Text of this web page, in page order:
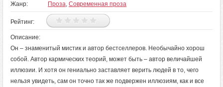
Жанр: Проза, Современная проза
Рейтинг:
Описание:
Он – знаменитый мистик и автор бестселлеров. Необычайно хорош
собой. Автор кармических теорий, может быть – автор величайшей
иллюзии. И хотя он гениально заставляет верить людей в то, чего
нельзя увидеть, сам он точно так же подвержен иллюзиям, как и все